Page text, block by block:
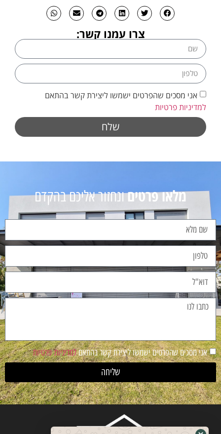
צרו עמנו קשר:
אני מסכים שהפרטים ישמשו ליצירת קשר בהתאם
למדיניות פרטיות
שלח
מלאו פרטיםונחזור אליכם בהקדם
אני מסכים שהפרטים ישמשו ליצירת קשר בהתאםלמדיניות פרטיות
שליחה